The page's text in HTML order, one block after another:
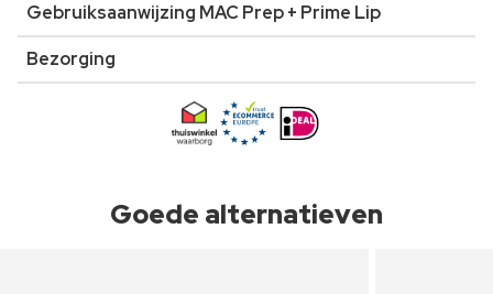
Gebruiksaanwijzing MAC Prep + Prime Lip
Bezorging
Goede alternatieven